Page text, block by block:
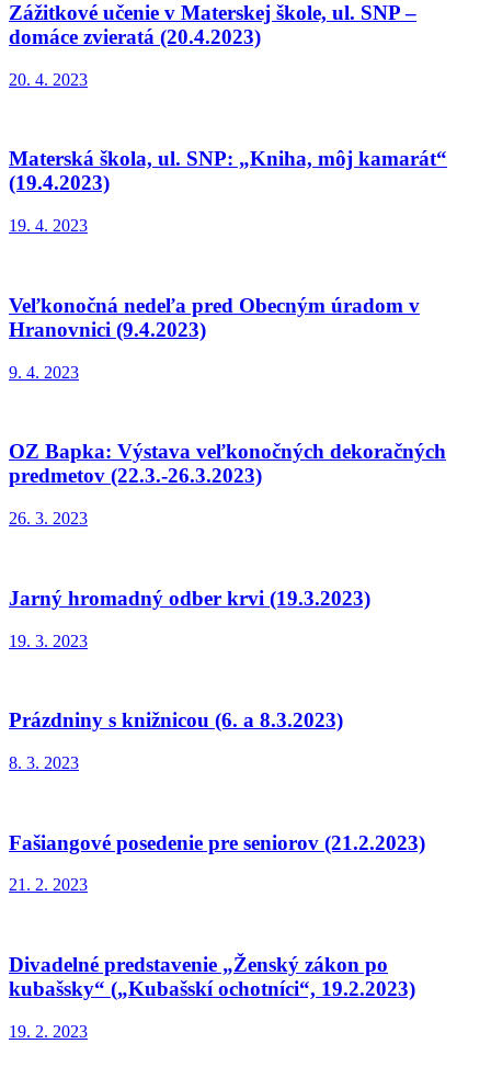
Zážitkové učenie v Materskej škole, ul. SNP –
domáce zvieratá (20.4.2023)
20. 4. 2023
Materská škola, ul. SNP: „Kniha, môj kamarát“
(19.4.2023)
19. 4. 2023
Veľkonočná nedeľa pred Obecným úradom v
Hranovnici (9.4.2023)
9. 4. 2023
OZ Bapka: Výstava veľkonočných dekoračných
predmetov (22.3.-26.3.2023)
26. 3. 2023
Jarný hromadný odber krvi (19.3.2023)
19. 3. 2023
Prázdniny s knižnicou (6. a 8.3.2023)
8. 3. 2023
Fašiangové posedenie pre seniorov (21.2.2023)
21. 2. 2023
Divadelné predstavenie „Ženský zákon po
kubašsky“ („Kubašskí ochotníci“, 19.2.2023)
19. 2. 2023